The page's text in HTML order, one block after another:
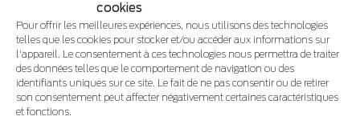
cookies
Pour offrir les meilleures expériences, nous utilisons des technologies
telles que les cookies pour stocker et/ou accéder aux informations sur
l'appareil. Le consentement à ces technologies nous permettra de traiter
des données telles que le comportement de navigation ou des
identifiants uniques sur ce site. Le fait de ne pas consentir ou de retirer
son consentement peut affecter négativement certaines caractéristiques
et fonctions.